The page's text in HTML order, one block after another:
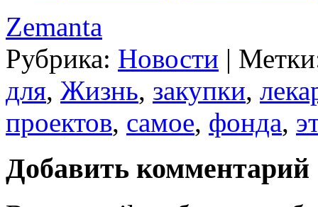
Zemanta
Рубрика: Новости |
для, Жизнь, закупки,
проектов, самое, фонда,
Добавить комментарий